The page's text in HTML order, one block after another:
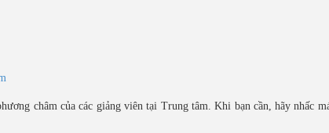
châm của các giảng viên tại Trung tâm. Khi bạn cần, hãy nhấc